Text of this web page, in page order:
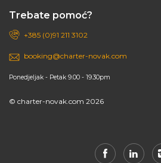
Trebate pomoć?
+385 (0)91 211 3102
booking@charter-novak.com
Ponedjeljak - Petak 9.00 - 19.30pm
© charter-novak.com 2026